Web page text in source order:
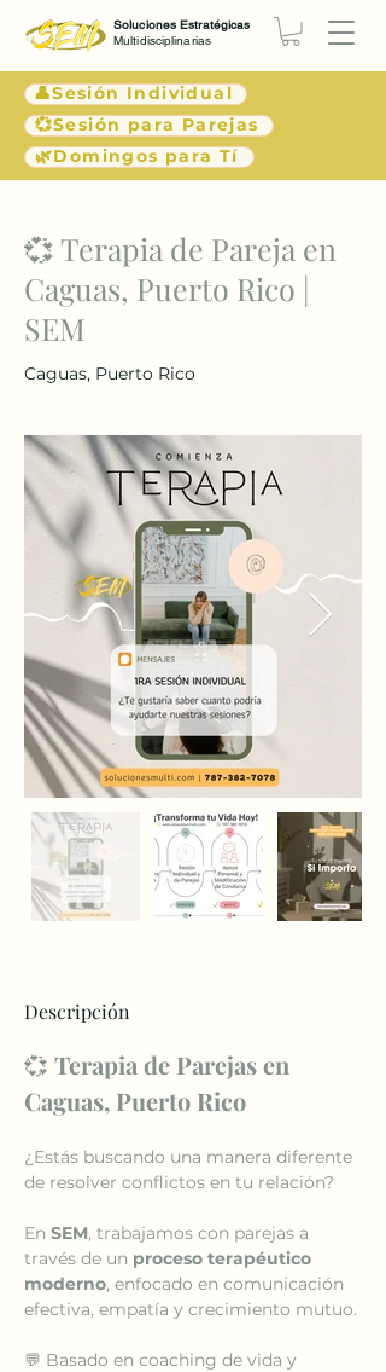
👤Sesión Individual
💞Sesión para Parejas
🌿Domingos para Tí
Soluciones Estratégicas
Multidisciplinarias
< Atrás
💞 Terapia de Pareja en
Caguas, Puerto Rico |
SEM
Caguas, Puerto Rico
Descripción
💞 Terapia de Parejas en
Caguas, Puerto Rico
¿Estás buscando una manera diferente
de resolver conflictos en tu relación?
En SEM, trabajamos con parejas a
través de un proceso terapéutico
moderno, enfocado en comunicación
efectiva, empatía y crecimiento mutuo.
💬 Basado en coaching de vida y